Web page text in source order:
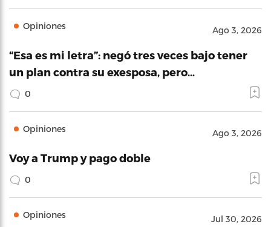
Opiniones Ago 3, 2026
“Esa es mi letra”: negó tres veces bajo tener
un plan contra su exesposa, pero…
0
Opiniones Ago 3, 2026
Voy a Trump y pago doble
0
Opiniones Jul 30, 2026